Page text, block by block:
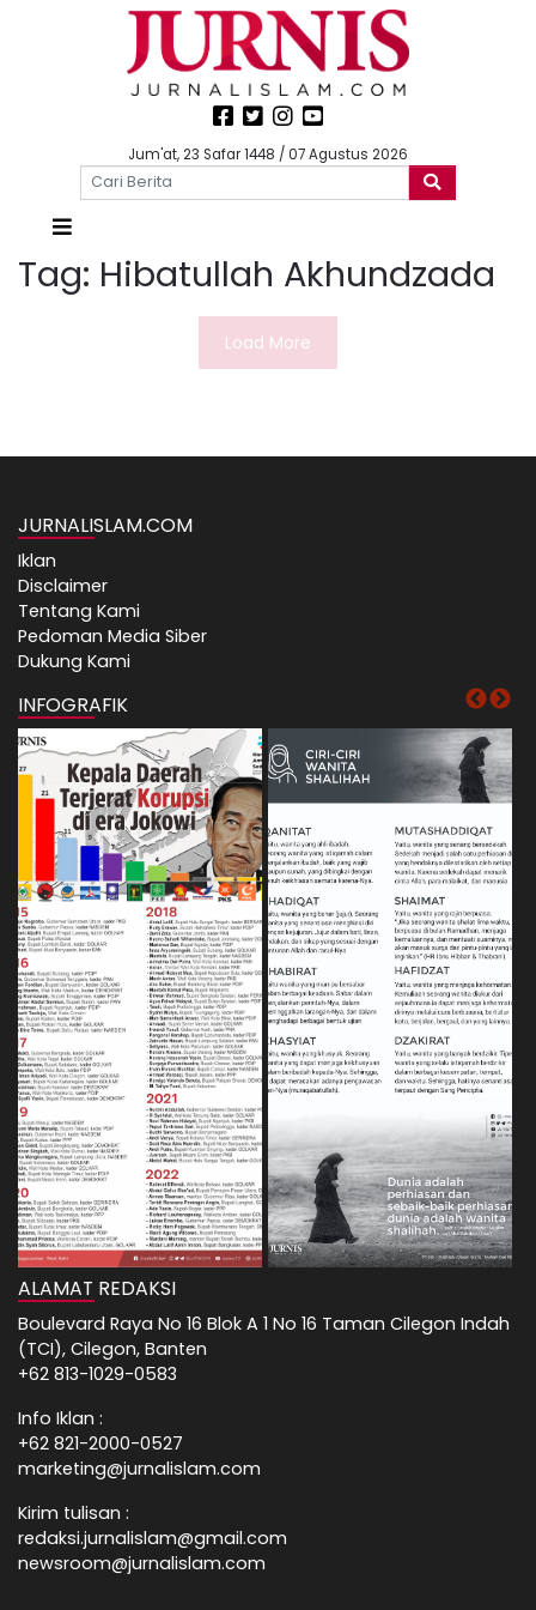
Jum'at, 23 Safar 1448 / 07 Agustus 2026
Tag: Hibatullah Akhundzada
Load More
JURNALISLAM.COM
Iklan
Disclaimer
Tentang Kami
Pedoman Media Siber
Dukung Kami
INFOGRAFIK
ALAMAT REDAKSI
Boulevard Raya No 16 Blok A 1 No 16 Taman Cilegon Indah
(TCI), Cilegon, Banten
+62 813-1029-0583
Info Iklan :
+62 821-2000-0527
marketing@jurnalislam.com
Kirim tulisan :
redaksi.jurnalislam@gmail.com
newsroom@jurnalislam.com